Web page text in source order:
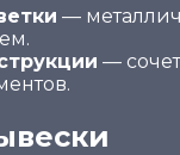
—
—